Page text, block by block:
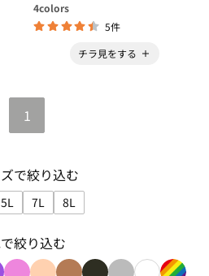
4colors
5件
チラ見をする
1
で絞り込む
: LL込み: 3L
で絞り込み: 4L
5L
サイズで絞り込み: 5L
7L
サイズで絞り込み: 7L
8L
サイズで絞り込み: 8L
絞り込む